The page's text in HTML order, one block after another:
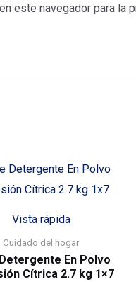
este navegador para la
Vista rápida
Cuidado del hogar
En Polvo
Cítrica 2.7 kg 1×7